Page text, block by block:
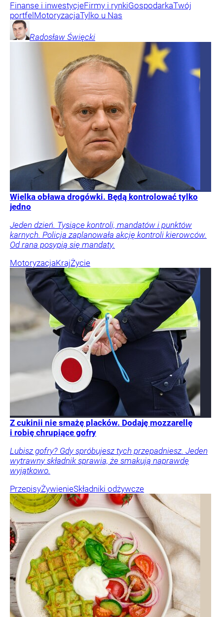
Finanse i inwestycjeFirmy i rynkiGospodarkaTwój
portfel MotoryzacjaTylko u Nas
Radosław Święcki
Wielka obława drogówki. Będą kontrolować tylko
jedno
Jeden dzień. Tysiące kontroli, mandatów i punktów
karnych. Policja zaplanowała akcję kontroli kierowców.
Od rana posypią się mandaty.
MotoryzacjaKrajŻycie
Z cukinii nie smażę placków. Dodaję mozzarellę
i robię chrupiące gofry
Lubisz gofry? Gdy spróbujesz tych przepadniesz. Jeden
wytrawny składnik sprawia, że smakują naprawdę
wyjątkowo.
PrzepisyŻywienieSkładniki odżywcze